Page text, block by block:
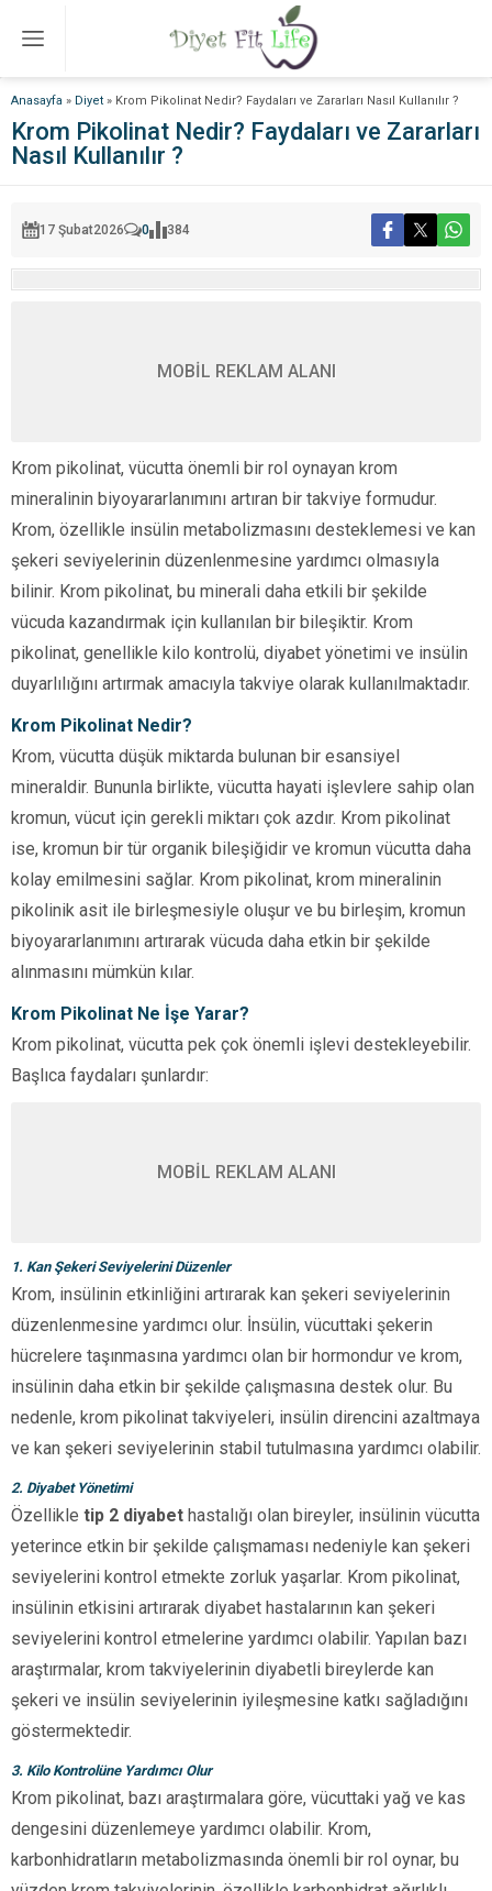
Anasayfa » Diyet » Krom Pikolinat Nedir? Faydaları ve Zararları Nasıl Kullanılır ?
Krom Pikolinat Nedir? Faydaları ve Zararları
Nasıl Kullanılır ?
17 Şubat2026 0 384
MOBİL REKLAM ALANI
Krom pikolinat, vücutta önemli bir rol oynayan krom
mineralinin biyoyararlanımını artıran bir takviye formudur.
Krom, özellikle insülin metabolizmasını desteklemesi ve kan
şekeri seviyelerinin düzenlenmesine yardımcı olmasıyla
bilinir. Krom pikolinat, bu minerali daha etkili bir şekilde
vücuda kazandırmak için kullanılan bir bileşiktir. Krom
pikolinat, genellikle kilo kontrolü, diyabet yönetimi ve insülin
duyarlılığını artırmak amacıyla takviye olarak kullanılmaktadır.
Krom Pikolinat Nedir?
Krom, vücutta düşük miktarda bulunan bir esansiyel
mineraldir. Bununla birlikte, vücutta hayati işlevlere sahip olan
kromun, vücut için gerekli miktarı çok azdır. Krom pikolinat
ise, kromun bir tür organik bileşiğidir ve kromun vücutta daha
kolay emilmesini sağlar. Krom pikolinat, krom mineralinin
pikolinik asit ile birleşmesiyle oluşur ve bu birleşim, kromun
biyoyararlanımını artırarak vücuda daha etkin bir şekilde
alınmasını mümkün kılar.
Krom Pikolinat Ne İşe Yarar?
Krom pikolinat, vücutta pek çok önemli işlevi destekleyebilir.
Başlıca faydaları şunlardır:
MOBİL REKLAM ALANI
1. Kan Şekeri Seviyelerini Düzenler
Krom, insülinin etkinliğini artırarak kan şekeri seviyelerinin
düzenlenmesine yardımcı olur. İnsülin, vücuttaki şekerin
hücrelere taşınmasına yardımcı olan bir hormondur ve krom,
insülinin daha etkin bir şekilde çalışmasına destek olur. Bu
nedenle, krom pikolinat takviyeleri, insülin direncini azaltmaya
ve kan şekeri seviyelerinin stabil tutulmasına yardımcı olabilir.
2. Diyabet Yönetimi
Özellikle tip 2 diyabet hastalığı olan bireyler, insülinin vücutta
yeterince etkin bir şekilde çalışmaması nedeniyle kan şekeri
seviyelerini kontrol etmekte zorluk yaşarlar. Krom pikolinat,
insülinin etkisini artırarak diyabet hastalarının kan şekeri
seviyelerini kontrol etmelerine yardımcı olabilir. Yapılan bazı
araştırmalar, krom takviyelerinin diyabetli bireylerde kan
şekeri ve insülin seviyelerinin iyileşmesine katkı sağladığını
göstermektedir.
3. Kilo Kontrolüne Yardımcı Olur
Krom pikolinat, bazı araştırmalara göre, vücuttaki yağ ve kas
dengesini düzenlemeye yardımcı olabilir. Krom,
karbonhidratların metabolizmasında önemli bir rol oynar, bu